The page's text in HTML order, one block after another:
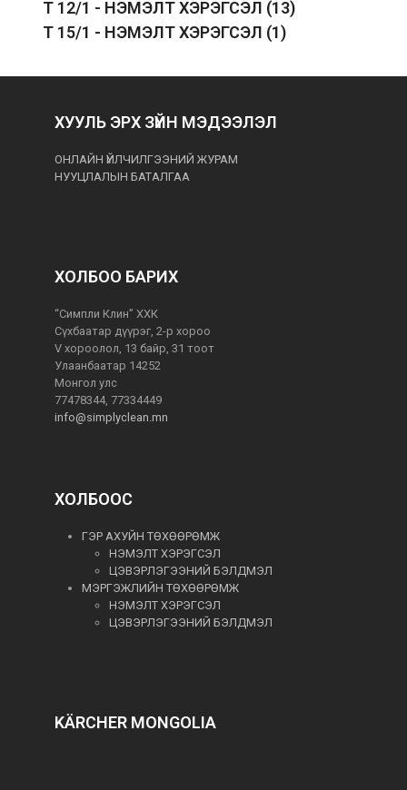
T 12/1 - НЭМЭЛТ ХЭРЭГСЭЛ (13)
T 15/1 - НЭМЭЛТ ХЭРЭГСЭЛ (1)
ХУУЛЬ ЭРХ ЗҮЙН МЭДЭЭЛЭЛ
ОНЛАЙН ҮЙЛЧИЛГЭЭНИЙ ЖУРАМ
НУУЦЛАЛЫН БАТАЛГАА
ХОЛБОО БАРИХ
“Симпли Клин” ХХК
Сүхбаатар дүүрэг, 2-р хороо
V хороолол, 13 байр, 31 тоот
Улаанбаатар 14252
Монгол улс
77478344, 77334449
info@simplyclean.mn
ХОЛБООС
ГЭР АХУЙН ТӨХӨӨРӨМЖ
НЭМЭЛТ ХЭРЭГСЭЛ
ЦЭВЭРЛЭГЭЭНИЙ БЭЛДМЭЛ
МЭРГЭЖЛИЙН ТӨХӨӨРӨМЖ
НЭМЭЛТ ХЭРЭГСЭЛ
ЦЭВЭРЛЭГЭЭНИЙ БЭЛДМЭЛ
KÄRCHER MONGOLIA